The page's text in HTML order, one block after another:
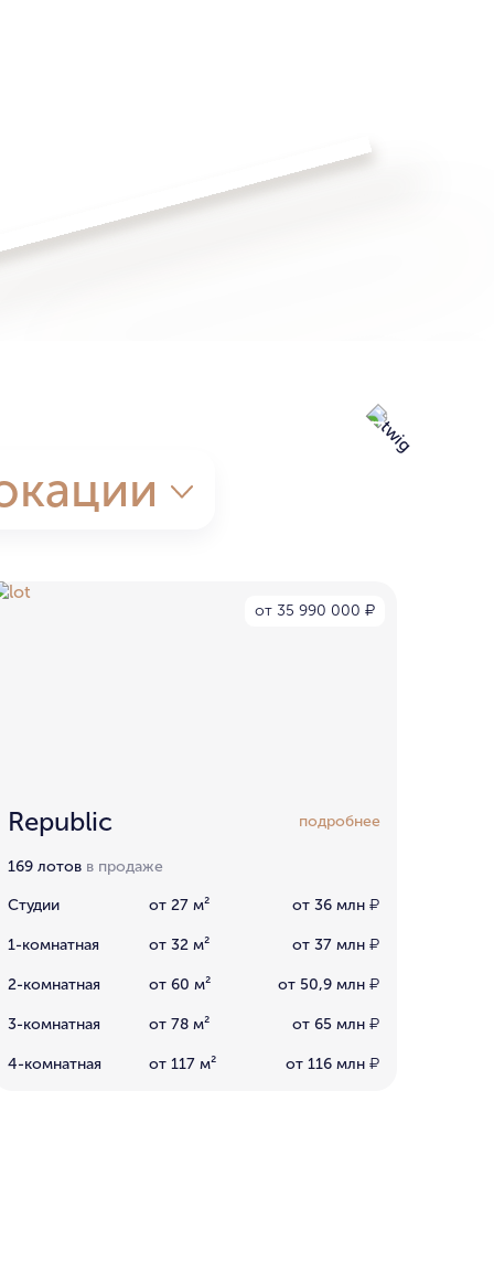
от 35 990 000 ₽
Republic подробнее
169 лотов в продаже
Студии от 27 м² от 36 млн ₽
1-комнатная от 32 м² от 37 млн ₽
2-комнатная от 60 м² от 50,9 млн ₽
3-комнатная от 78 м² от 65 млн ₽
4-комнатная от 117 м² от 116 млн ₽